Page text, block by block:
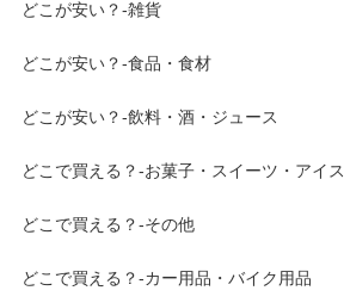
どこが安い？-雑貨
どこが安い？-食品・食材
どこが安い？-飲料・酒・ジュース
どこで買える？-お菓子・スイーツ・アイス
どこで買える？-その他
どこで買える？-カー用品・バイク用品